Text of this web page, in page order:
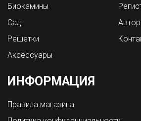
Биокамины
Сад
Решетки
Аксессуары
ИНФОРМАЦИЯ
Правила магазина